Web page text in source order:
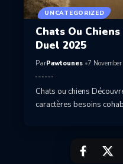
UNCATEGORIZED
Chats Ou
Duel 2025
ParPawtounes 7
Chats ou chiens
caractères besoins